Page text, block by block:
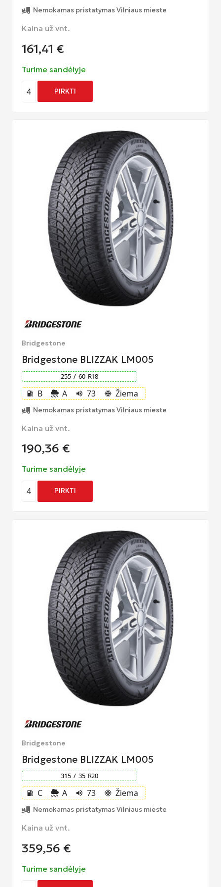
Nemokamas pristatymas Vilniaus mieste
Kaina už vnt.
161,41 €
Turime sandėlyje
4 PIRKTI
Bridgestone
Bridgestone BLIZZAK LM005
255 / 60 R18
local_gas_station B A volume_up 73 ac_unit Žiema
Nemokamas pristatymas Vilniaus mieste
Kaina už vnt.
190,36 €
Turime sandėlyje
4 PIRKTI
Bridgestone
Bridgestone BLIZZAK LM005
315 / 35 R20
local_gas_station C A volume_up 73 ac_unit Žiema
Nemokamas pristatymas Vilniaus mieste
Kaina už vnt.
359,56 €
Turime sandėlyje